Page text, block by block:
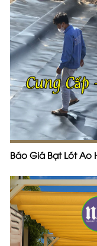
Báo Giá Bạt Lót Ao